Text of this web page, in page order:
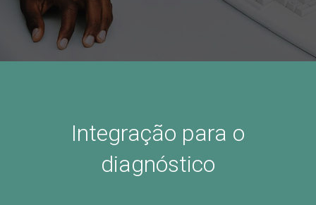
Integração para o
diagnóstico